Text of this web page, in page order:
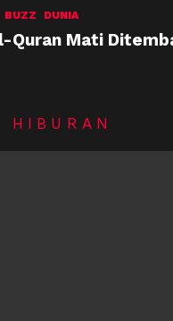
BUZZ DUNIA
Quran Mati
HIBURAN